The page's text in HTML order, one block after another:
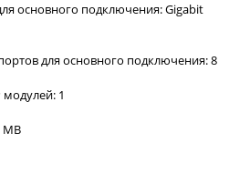
основного подключения: Gigabit
для основного подключения: 8
модулей: 1
MB